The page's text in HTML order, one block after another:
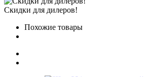
Скидки для дилеров!
Похожие товары